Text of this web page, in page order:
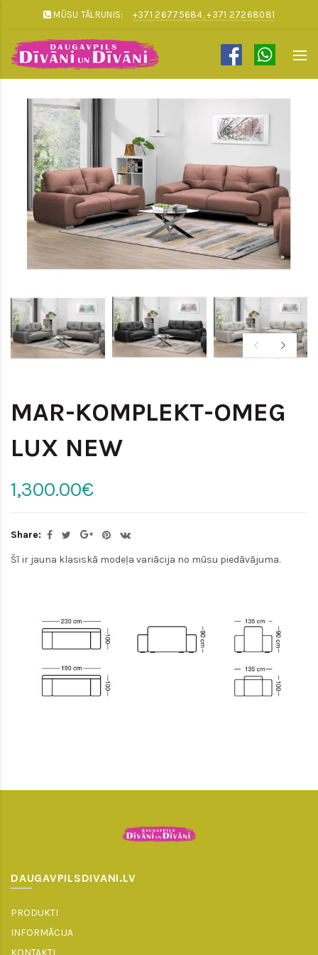
MŪSU TĀLRUNIS: +371 26775684, +371 27268081
MAR-KOMPLEKT-OMEG
LUX NEW
1,300.00€
Share:
Šī ir jauna klasiskā modeļa variācija no mūsu piedāvājuma.
DAUGAVPILSDIVANI.LV
PRODUKTI
INFORMĀCIJA
KONTAKTI